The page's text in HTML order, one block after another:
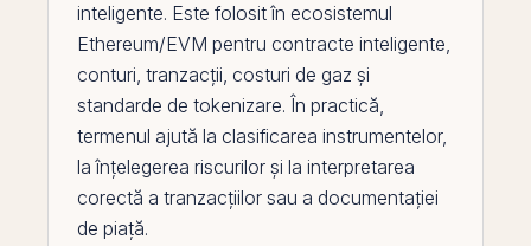
inteligente. Este folosit în ecosistemul
Ethereum/EVM pentru contracte inteligente,
conturi, tranzacții, costuri de gaz și
standarde de tokenizare. În practică,
termenul ajută la clasificarea instrumentelor,
la înțelegerea riscurilor și la interpretarea
corectă a tranzacțiilor sau a documentației
de piață.